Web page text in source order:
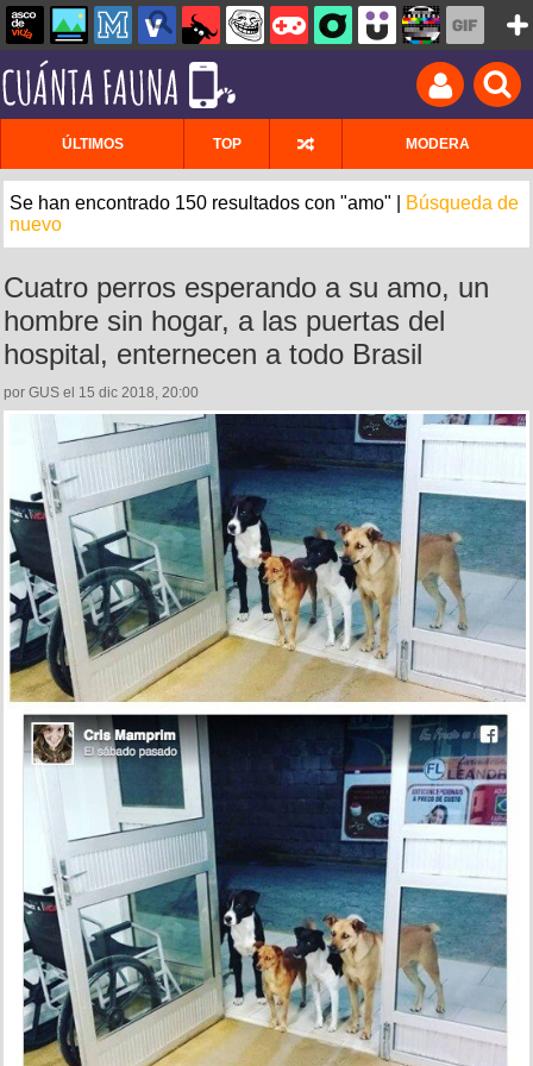
ÚLTIMOS TOP MODERA
Se han encontrado 150 resultados con "amo" |
Búsqueda de
nuevo
Cuatro perros esperando a su amo, un
hombre sin hogar, a las puertas del
hospital, enternecen a todo Brasil
por GUS el 15 dic 2018, 20:00